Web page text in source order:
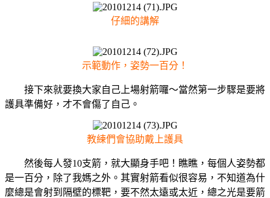
仔細的講解
示範動作，姿勢一百分！
接下來就要換大家自己上場射箭囉～當然第一步驟是要將
護具準備好，才不會傷了自己。
教練們會協助戴上護具
然後每人發10支箭，就大顯身手吧！瞧瞧，每個人姿勢都
是一百分，除了我媽之外。其實射箭看似很容易，不知道為什
麼總是會射到隔壁的標靶，要不然太遠或太近，總之光是要箭